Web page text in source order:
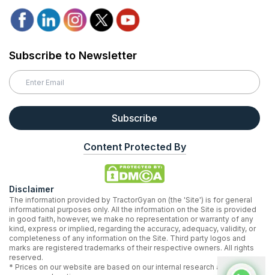
Subscribe to Newsletter
Subscribe
Content Protected By
Disclaimer
The information provided by TractorGyan on (the 'Site') is for general
informational purposes only. All the information on the Site is provided
in good faith, however, we make no representation or warranty of any
kind, express or implied, regarding the accuracy, adequacy, validity, or
completeness of any information on the Site. Third party logos and
marks are registered trademarks of their respective owners. All rights
reserved.
* Prices on our website are based on our internal research and may